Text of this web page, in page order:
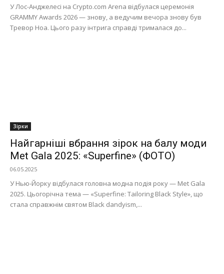
У Лос-Анджелесі на Crypto.com Arena відбулася церемонія
GRAMMY Awards 2026 — знову, а ведучим вечора знову був
Тревор Ноа. Цього разу інтрига справді трималася до...
Зірки
Найгарніші вбрання зірок на балу моди
Met Gala 2025: «Superfine» (ФОТО)
06.05.2025
У Нью-Йорку відбулася головна модна подія року — Met Gala
2025. Цьогорічна тема — «Superfine: Tailoring Black Style», що
стала справжнім святом Black dandyism,...